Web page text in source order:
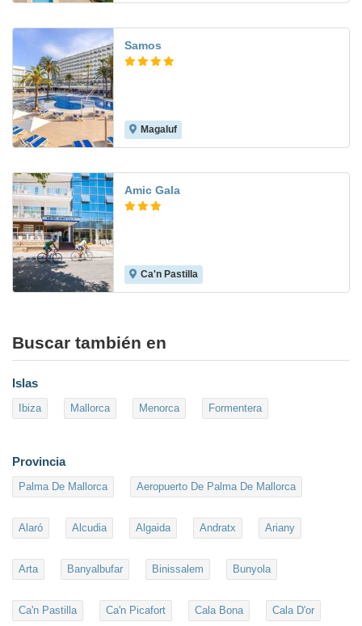
Samos
Magaluf
Amic Gala
Ca'n Pastilla
Buscar también en
Islas
Ibiza Mallorca Menorca Formentera
Provincia
Palma De Mallorca Aeropuerto De Palma De Mallorca
Alaró Alcudia Algaida Andratx Ariany
Arta Banyalbufar Binissalem Bunyola
Ca'n Pastilla Ca'n Picafort Cala Bona Cala D'or